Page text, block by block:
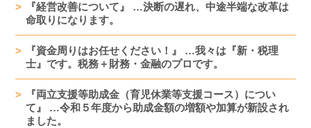
『経営改善について』 …決断の遅れ、中途半端な改革は
命取りになります。
『資金周りはお任せください！』 …我々は『新・税理
士』です。税務＋財務・金融のプロです。
『両立支援等助成金（育児休業等支援コース）につい
て』 …令和５年度から助成金額の増額や加算が新設され
ました。